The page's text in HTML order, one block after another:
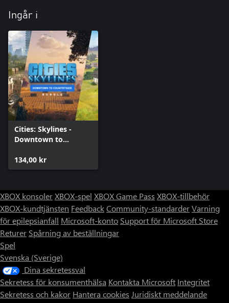
Ingår i
Cities: Skylines -
Downtown to
134,00 kr
XBOX konsolerXBOX-spel XBOX Game Pass XBOX-tillbehör
XBOX-kundtjänsten FeedbackCommunity-standarderVarning
för epilepsianfall Microsoft-konto Support för Microsoft Store
Returer Spårning av beställningar
Spel
Svenska (Sverige)
Dina sekretessval
Sekretess för konsumenthälsa Kontakta Microsoft Integritet
Sekretess och kakor Hantera cookies Juridiskt meddelande